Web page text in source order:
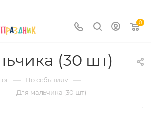
0
(30 шт)
— По событиям —
— Для мальчика (30 шт)